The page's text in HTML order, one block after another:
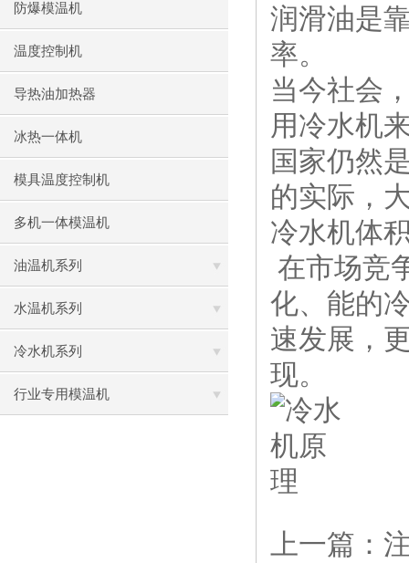
防爆模温机
温度控制机
导热油加热器
冰热一体机
模具温度控制机
多机一体模温机
油温机系列
水温机系列
冷水机系列
行业专用模温机
润滑油是
率。
当今社会
用冷水机
国家仍然
的实际，
冷水机体
在市场竞
化、能的
速发展，
现。
上一篇：